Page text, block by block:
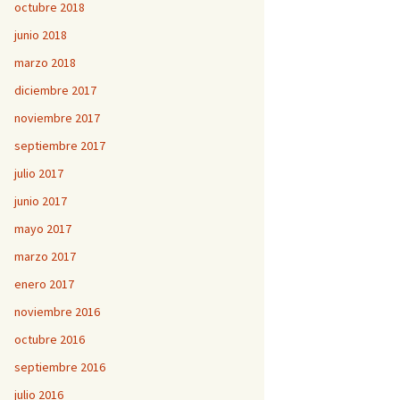
octubre 2018
junio 2018
marzo 2018
diciembre 2017
noviembre 2017
septiembre 2017
julio 2017
junio 2017
mayo 2017
marzo 2017
enero 2017
noviembre 2016
octubre 2016
septiembre 2016
julio 2016